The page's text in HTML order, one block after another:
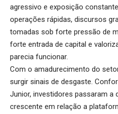
agressivo e exposição
operações rápidas, discursos
tomadas sob forte pressão de
forte entrada de capital e
parecia funcionar.
Com o amadurecimento do
surgir sinais de desgaste.
Junior, investidores passaram
crescente em relação a